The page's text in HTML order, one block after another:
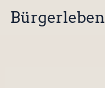
InhaltBürgerleben